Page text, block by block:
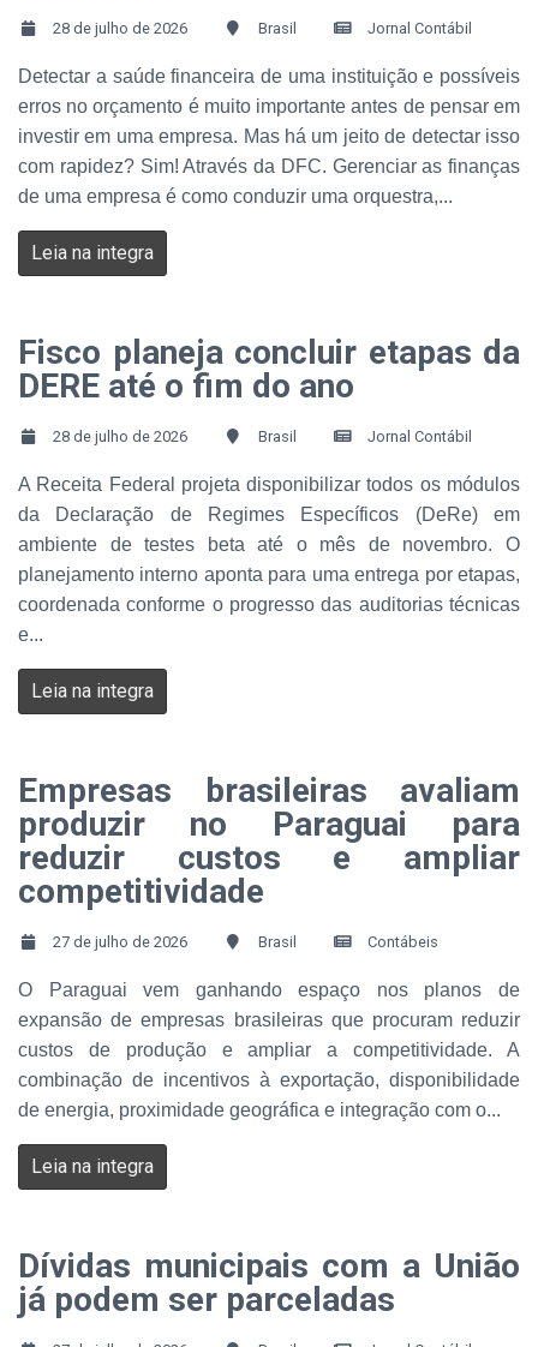
28 de julho de 2026 Brasil Jornal Contábil
Detectar a saúde financeira de uma instituição e possíveis
erros no orçamento é muito importante antes de pensar em
investir em uma empresa. Mas há um jeito de detectar isso
com rapidez? Sim! Através da DFC. Gerenciar as finanças
de uma empresa é como conduzir uma orquestra,...
Leia na integra
Fisco planeja concluir etapas da
DERE até o fim do ano
28 de julho de 2026 Brasil Jornal Contábil
A Receita Federal projeta disponibilizar todos os módulos
da Declaração de Regimes Específicos (DeRe) em
ambiente de testes beta até o mês de novembro. O
planejamento interno aponta para uma entrega por etapas,
coordenada conforme o progresso das auditorias técnicas
e...
Leia na integra
Empresas brasileiras avaliam
produzir no Paraguai para
reduzir custos e ampliar
competitividade
27 de julho de 2026 Brasil Contábeis
O Paraguai vem ganhando espaço nos planos de
expansão de empresas brasileiras que procuram reduzir
custos de produção e ampliar a competitividade. A
combinação de incentivos à exportação, disponibilidade
de energia, proximidade geográfica e integração com o...
Leia na integra
Dívidas municipais com a União
já podem ser parceladas